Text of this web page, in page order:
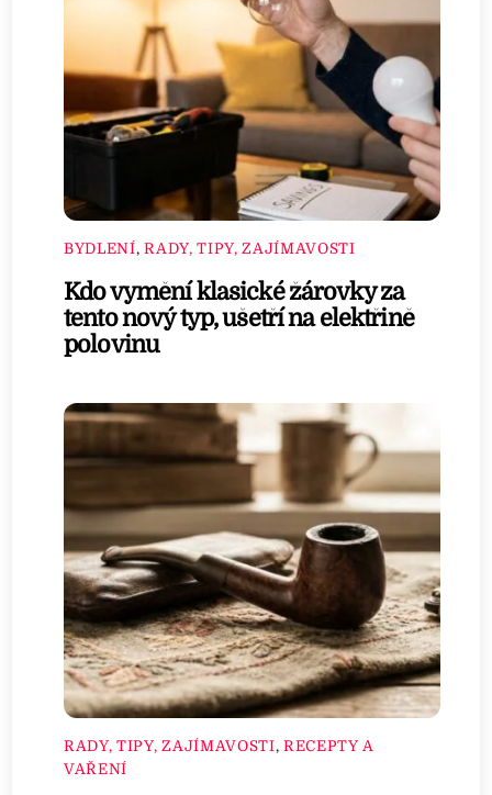
BYDLENÍ,RADY, TIPY, ZAJÍMAVOSTI
Kdo vymění klasické žárovky za
tento nový typ, ušetří na elektřině
polovinu
RADY, TIPY, ZAJÍMAVOSTI, RECEPTY A
VAŘENÍ